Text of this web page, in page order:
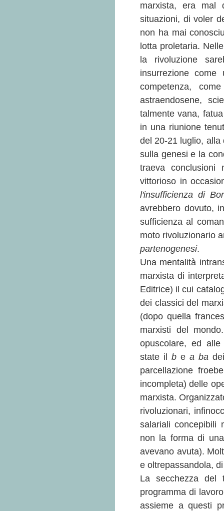
marxista, era mal
situazioni, di voler
non ha mai
lotta proletaria.
la rivoluzione
insurrezione
competenza,
astraendosene,
talmente vana,
in una riunione
del 20-21 luglio, alla
sulla genesi e la
traeva conclusioni
vittorioso in
l'insufficienza di
avrebbero dovuto,
sufficienza al
moto rivoluzionario
partenogenesi.
Una mentalità
marxista di
Editrice) il cui
dei classici del
(dopo quella
marxisti del
opuscolare, ed
state ilbea ba
parcellazione
incompleta) delle
marxista.
rivoluzionari,
salariali concepibili
non la forma di
avevano avuta).
e oltrepassandola,
La secchezza del
programma di
assieme a questi